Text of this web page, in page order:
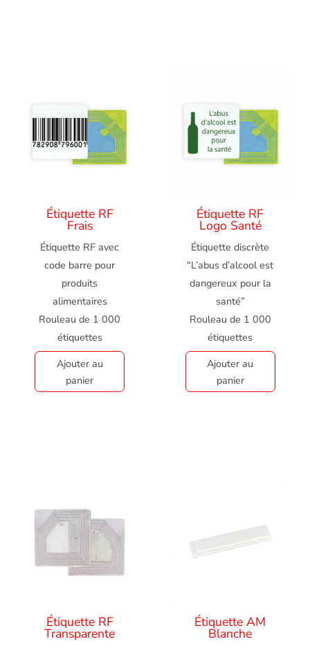
Étiquette RF
Frais
Étiquette RF avec
code barre pour
produits
alimentaires
Rouleau de 1 000
étiquettes
Ajouter au
panier
Étiquette RF
Logo Santé
Étiquette discrète
“L’abus d’alcool est
dangereux pour la
santé”
Rouleau de 1 000
étiquettes
Ajouter au
panier
Étiquette RF
Transparente
Étiquette AM
Blanche